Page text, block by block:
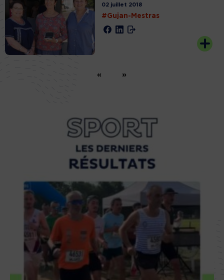
02 juillet 2018
#Gujan-Mestras
« »